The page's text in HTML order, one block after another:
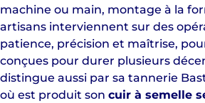
machine ou main, montage à la
artisans interviennent sur des
patience, précision et maîtrise,
conçues pour durer plusieurs
distingue aussi par sa tannerie
où est produit son cuir à semelle